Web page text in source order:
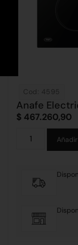
Cod: 4595
Anafe
$ 467.260,90